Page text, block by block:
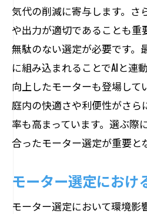
気代の削減に寄与します。さ
や出力が適切であることも重
無駄のない選定が必要です。
に組み込まれることでAIと連
向上したモーターも登場して
庭内の快適さや利便性がさら
率も高まっています。選ぶ際
合ったモーター選定が重要と
モーター選定におけ
モーター選定において環境